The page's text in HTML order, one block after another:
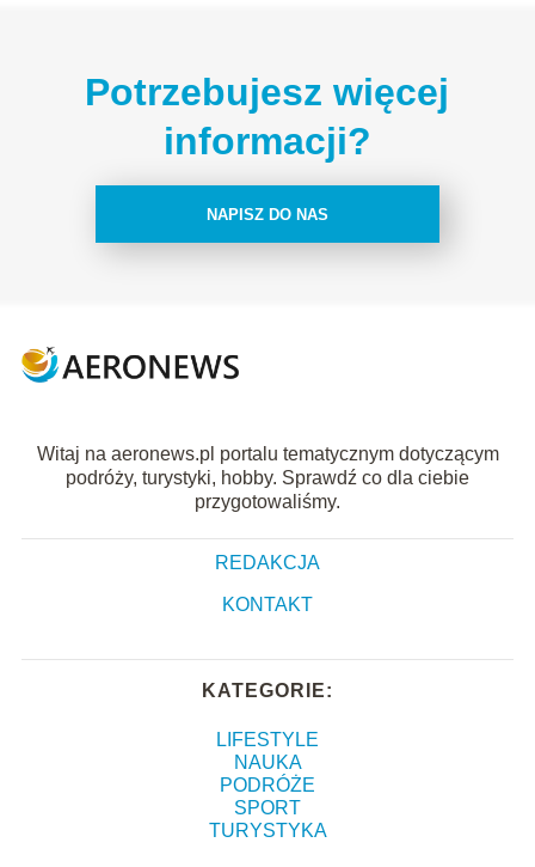
Potrzebujesz więcej
informacji?
NAPISZ DO NAS
Witaj na aeronews.pl portalu tematycznym dotyczącym
podróży, turystyki, hobby. Sprawdź co dla ciebie
przygotowaliśmy.
REDAKCJA
KONTAKT
KATEGORIE:
LIFESTYLE
NAUKA
PODRÓŻE
SPORT
TURYSTYKA